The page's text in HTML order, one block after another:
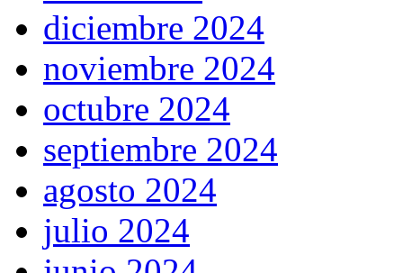
diciembre 2024
noviembre 2024
octubre 2024
septiembre 2024
agosto 2024
julio 2024